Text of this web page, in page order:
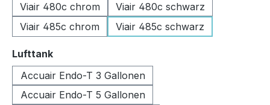
Viair 480c chrom
Viair 480c schwarz
Viair 485c chrom
Viair 485c schwarz
Lufttankauswählen
Accuair Endo-T 3 Gallonen
Accuair Endo-T 5 Gallonen